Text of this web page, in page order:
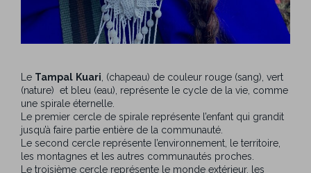
Le Tampal Kuari , (chapeau) de couleur rouge (sang), vert
(nature) et bleu (eau), représente le cycle de la vie, comme
une spirale éternelle.
Le premier cercle de spirale représente l’enfant qui grandit
jusqu’à faire partie entière de la communauté.
Le second cercle représente l’environnement, le territoire,
les montagnes et les autres communautés proches.
Le troisième cercle représente le monde extérieur, les